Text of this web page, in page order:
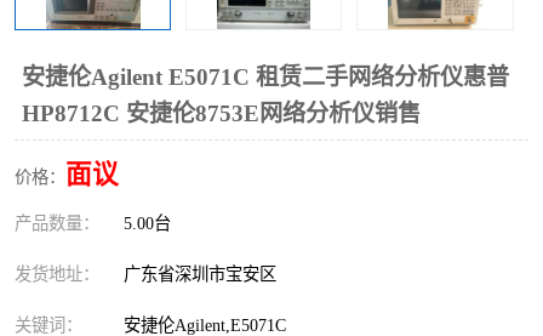
安捷伦Agilent E5071C 租赁二手网络分析仪惠普
HP8712C 安捷伦8753E网络分析仪销售
价格： 面议
产品数量： 5.00台
发货地址： 广东省深圳市宝安区
关键词： 安捷伦Agilent,E5071C